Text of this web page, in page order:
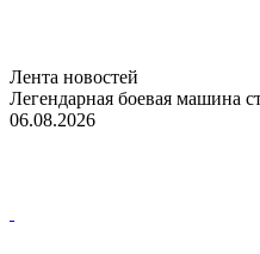
Лента новостей
Легендарная боевая машина
06.08.2026